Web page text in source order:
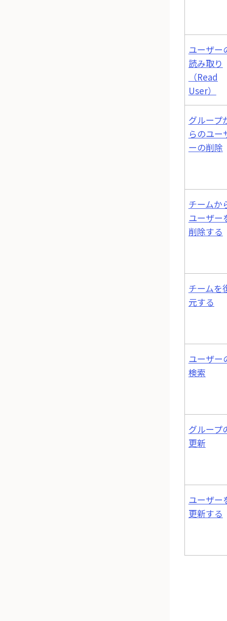
ユーザー
読み取り
（Read
User）
グループ
らのユー
ーの削除
チームか
ユーザー
削除する
チームを
元する
ユーザー
検索
グループ
更新
ユーザー
更新する